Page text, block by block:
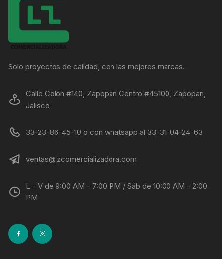
Solo proyectos de calidad, con las mejores marcas.
Calle Colón #140, Zapopan Centro #45100, Zapopan,
Jalisco
33-23-86-45-10 o con whatsapp al 33-31-04-24-63
ventas@lzcomercializadora.com
L - V de 9:00 AM - 7:00 PM / Sáb de 10:00 AM - 2:00
PM